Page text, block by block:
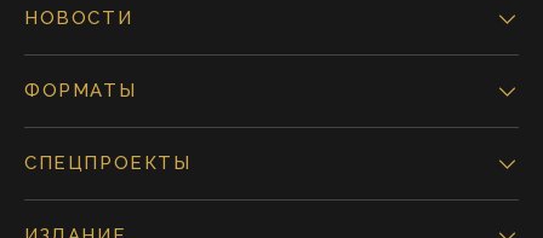
НОВОСТИ
ФОРМАТЫ
СПЕЦПРОЕКТЫ